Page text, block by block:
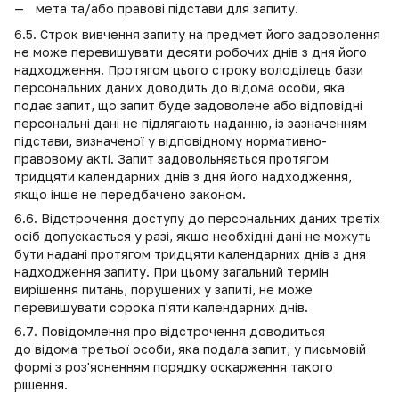
мета та/або правові підстави для запиту.
6.5. Строк вивчення запиту на предмет його задоволення
не може перевищувати десяти робочих днів з дня його
надходження. Протягом цього строку володілець бази
персональних даних доводить до відома особи, яка
подає запит, що запит буде задоволене або відповідні
персональні дані не підлягають наданню, із зазначенням
підстави, визначеної у відповідному нормативно-
правовому акті. Запит задовольняється протягом
тридцяти календарних днів з дня його надходження,
якщо інше не передбачено законом.
6.6. Відстрочення доступу до персональних даних третіх
осіб допускається у разі, якщо необхідні дані не можуть
бути надані протягом тридцяти календарних днів з дня
надходження запиту. При цьому загальний термін
вирішення питань, порушених у запиті, не може
перевищувати сорока п'яти календарних днів.
6.7. Повідомлення про відстрочення доводиться
до відома третьої особи, яка подала запит, у письмовій
формі з роз'ясненням порядку оскарження такого
рішення.